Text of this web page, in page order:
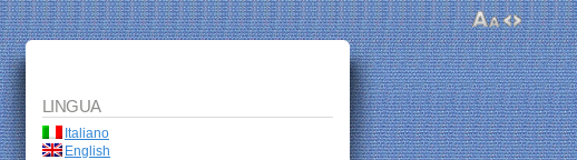
LINGUA
Italiano
English